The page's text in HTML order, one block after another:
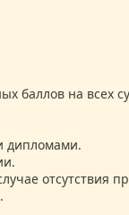
баллов на всех
дипломами.